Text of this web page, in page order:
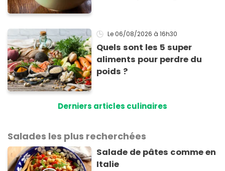
Le 06/08/2026 à 16h30
Quels sont les 5 super
aliments pour perdre du
poids ?
Derniers articles culinaires
Salades les plus recherchées
Salade de pâtes comme en
Italie